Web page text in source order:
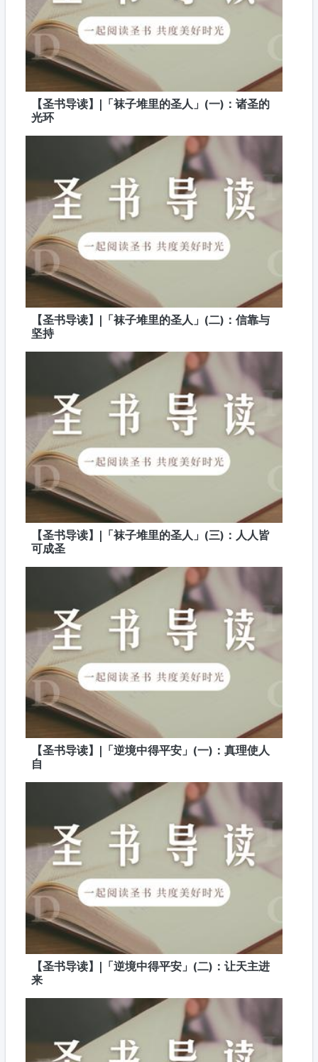
【圣书导读】|「袜子堆里的圣人」(一)：诸圣的
光环
【圣书导读】|「袜子堆里的圣人」(二)：信靠与
坚持
【圣书导读】|「袜子堆里的圣人」(三)：人人皆
可成圣
【圣书导读】|「逆境中得平安」(一)：真理使人
自
【圣书导读】|「逆境中得平安」(二)：让天主进
来